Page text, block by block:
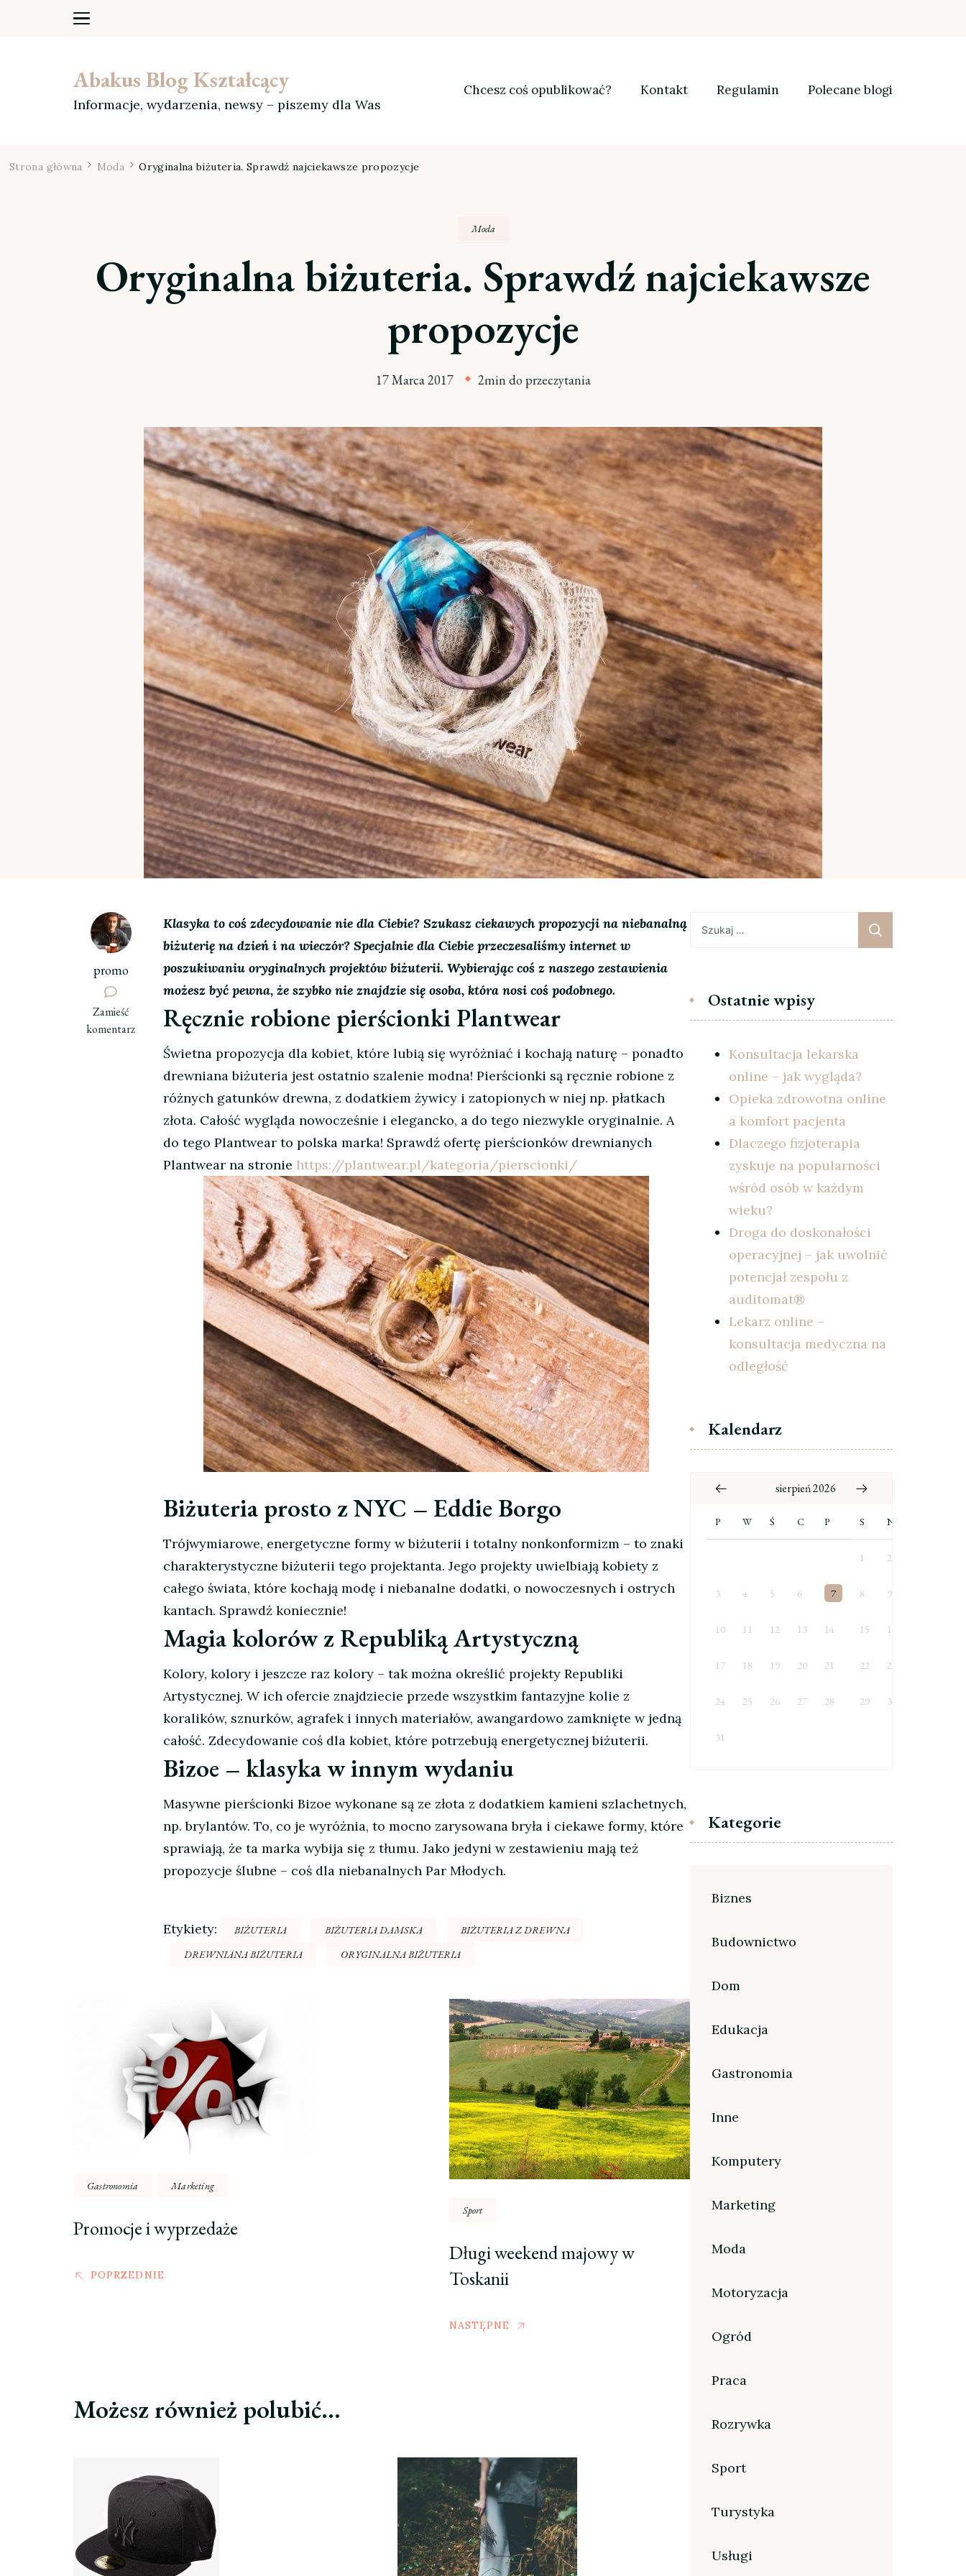
Abakus Blog Kształcący
Informacje, wydarzenia, newsy – piszemy dla Was
Chcesz coś opublikować? Kontakt Regulamin Polecane blogi
Strona główna Moda Oryginalna biżuteria. Sprawdź najciekawsze propozycje
Moda
Oryginalna biżuteria. Sprawdź najciekawsze
propozycje
17 Marca 2017 2min do przeczytania
promo
Zamieść
komentarz
we
wpisie
najciekawsze
Klasyka to coś zdecydowanie nie dla Ciebie? Szukasz ciekawych propozycji na niebanalną
biżuterię na dzień i na wieczór? Specjalnie dla Ciebie przeczesaliśmy internet w
poszukiwaniu oryginalnych projektów biżuterii. Wybierając coś z naszego zestawienia
możesz być pewna, że szybko nie znajdzie się osoba, która nosi coś podobnego.
Ręcznie robione pierścionki Plantwear
Świetna propozycja dla kobiet, które lubią się wyróżniać i kochają naturę – ponadto
drewniana biżuteria jest ostatnio szalenie modna! Pierścionki są ręcznie robione z
różnych gatunków drewna, z dodatkiem żywicy i zatopionych w niej np. płatkach
złota. Całość wygląda nowocześnie i elegancko, a do tego niezwykle oryginalnie. A
do tego Plantwear to polska marka! Sprawdź ofertę pierścionków drewnianych
Plantwear na stronie https://plantwear.pl/kategoria/pierscionki/
Biżuteria prosto z NYC – Eddie Borgo
Trójwymiarowe, energetyczne formy w biżuterii i totalny nonkonformizm – to znaki
charakterystyczne biżuterii tego projektanta. Jego projekty uwielbiają kobiety z
całego świata, które kochają modę i niebanalne dodatki, o nowoczesnych i ostrych
kantach. Sprawdź koniecznie!
Magia kolorów z Republiką Artystyczną
Kolory, kolory i jeszcze raz kolory – tak można określić projekty Republiki
Artystycznej. W ich ofercie znajdziecie przede wszystkim fantazyjne kolie z
koralików, sznurków, agrafek i innych materiałów, awangardowo zamknięte w jedną
całość. Zdecydowanie coś dla kobiet, które potrzebują energetycznej biżuterii.
Bizoe – klasyka w innym wydaniu
Masywne pierścionki Bizoe wykonane są ze złota z dodatkiem kamieni szlachetnych,
np. brylantów. To, co je wyróżnia, to mocno zarysowana bryła i ciekawe formy, które
sprawiają, że ta marka wybija się z tłumu. Jako jedyni w zestawieniu mają też
propozycje ślubne – coś dla niebanalnych Par Młodych.
Etykiety: BIŻUTERIA BIŻUTERIA DAMSKA
BIŻUTERIA Z DREWNA
DREWNIANA BIŻUTERIA
ORYGINALNA BIŻUTERIA
Nawigacja
wpisu
Gastronomia Marketing
Promocje i wyprzedaże
POPRZEDNIE
Sport
Długi weekend majowy w
Toskanii
NASTĘPNE
Możesz również polubić…
Ostatnie wpisy
Konsultacja lekarska
online – jak wygląda?
Opieka zdrowotna online
a komfort pacjenta
Dlaczego fizjoterapia
zyskuje na popularności
wśród osób w każdym
wieku?
Droga do doskonałości
operacyjnej – jak uwolnić
potencjał zespołu z
auditomat®
Lekarz online –
konsultacja medyczna na
odległość
Kalendarz
sierpień 2026
P W Ś C P S N
1 2
3 4 5 6 7 8 9
10 11 12 13 14 15 16
17 18 19 20 21 22 23
24 25 26 27 28 29 30
31
Kategorie
Biznes
Budownictwo
Dom
Edukacja
Gastronomia
Inne
Komputery
Marketing
Moda
Motoryzacja
Ogród
Praca
Rozrywka
Sport
Turystyka
Usługi